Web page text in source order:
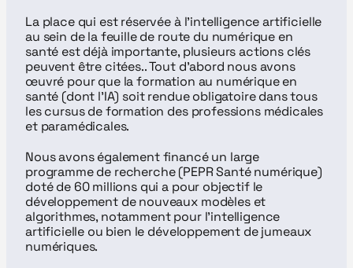
La place qui est réservée à l'intelligence artificielle
au sein de la feuille de route du numérique en
santé est déjà importante, plusieurs actions clés
peuvent être citées.. Tout d’abord nous avons
œuvré pour que la formation au numérique en
santé (dont l’IA) soit rendue obligatoire dans tous
les cursus de formation des professions médicales
et paramédicales.
Nous avons également financé un large
programme de recherche (PEPR Santé numérique)
doté de 60 millions qui a pour objectif le
développement de nouveaux modèles et
algorithmes, notamment pour l'intelligence
artificielle ou bien le développement de jumeaux
numériques.